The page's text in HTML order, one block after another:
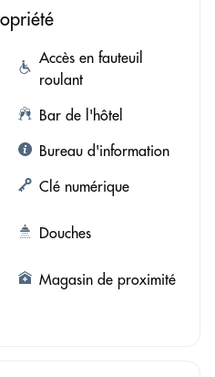
Accès en fauteuil
roulant
Bar de l'hôtel
Bureau d'information
Clé numérique
Douches
Magasin de proximité